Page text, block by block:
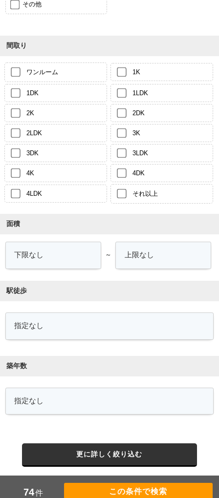
その他
間取り
ワンルーム 1K
1DK 1LDK
2K 2DK
2LDK 3K
3DK 3LDK
4K 4DK
4LDK それ以上
面積
～
駅徒歩
築年数
更に詳しく絞り込む
74件